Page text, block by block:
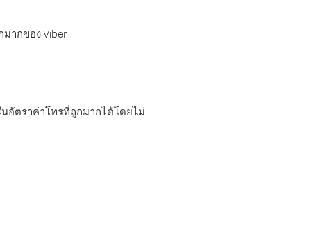
ากของ Viber
อัตราค่าโทรที่ถูกมากได้โดยไม่